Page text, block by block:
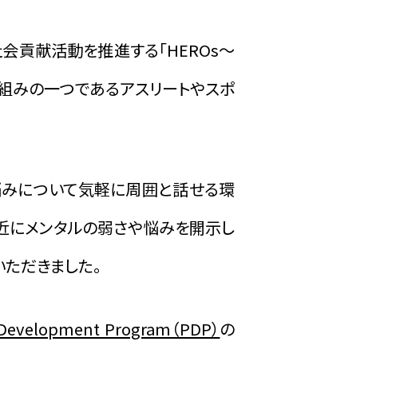
貢献活動を推進する「HEROs～
の一つであるアスリートやスポ
みについて気軽に周囲と話せる環
にメンタルの弱さや悩みを開示し
だきました。
Program（PDP） の